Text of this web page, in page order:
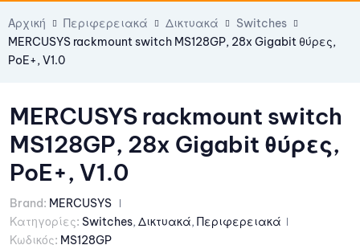
Αρχική Περιφερειακά Δικτυακά
Switches
MERCUSYS rackmount switch MS128GP, 28x Gigabit θύρες,
PoE+, V1.0
MERCUSYS rackmount switch
MS128GP, 28x Gigabit θύρες,
PoE+, V1.0
Brand: MERCUSYS
Κατηγορίες: Switches, Δικτυακά, Περιφερειακά
Κωδικός: MS128GP